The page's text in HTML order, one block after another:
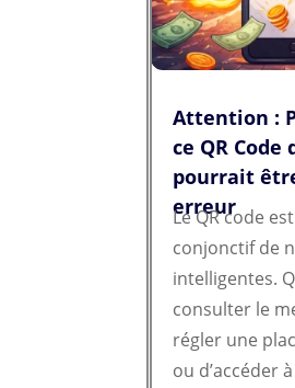
Attention :
ce QR Code
pourrait
erreur
Le QR code
conjonctif de
intelligentes.
consulter le
régler une
ou d’accéder